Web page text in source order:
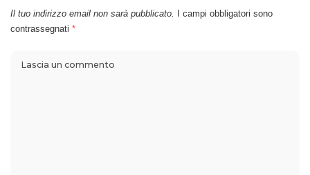
Il tuo indirizzo email non sarà pubblicato.
I campi obbligatori sono
contrassegnati *